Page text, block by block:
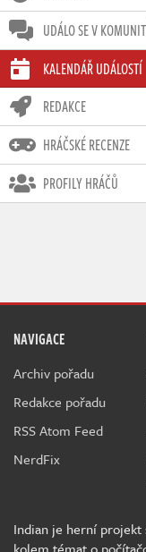
UDÁLO SE V
KALENDÁŘ UDÁLOSTÍ
REDAKCE
HRÁČSKÉ RECENZE
PROFILY HRÁČŮ
NAVIGACE
Archiv pořadu
Redakce pořadu
RSS Atom Feed
NerdFix
Indian je herní projekt
kolem témat o